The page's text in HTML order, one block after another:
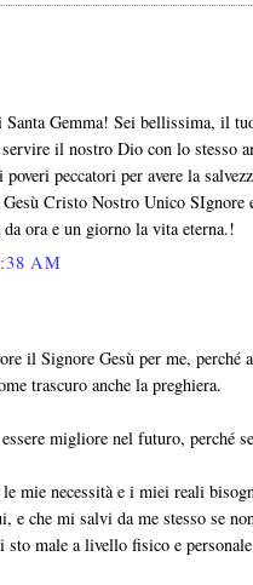
Santa Gemma! Sei bellissima, il
servire il nostro Dio con lo
peccatori per avere la
Cristo Nostro Unico SIgnore
ora e un giorno la vita eterna.!
AM
il Signore Gesù per me,
trascuro anche la preghiera.
migliore nel futuro, perché
mie necessità e i miei reali
e che mi salvi da me stesso se
sto male a livello fisico e